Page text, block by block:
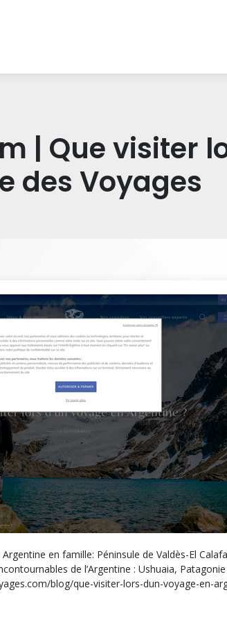
| Que visiter
des Voyages
en famille: Péninsule de Valdès-El
de l’Argentine : Ushuaia,
blog/que-visiter-lors-dun-voyage-en-